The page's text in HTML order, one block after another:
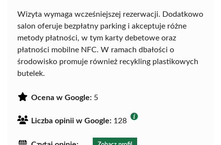
Wizyta wymaga wcześniejszej rezerwacji. Dodatkowo
salon oferuje bezpłatny parking i akceptuje różne
metody płatności, w tym karty debetowe oraz
płatności mobilne NFC. W ramach dbałości o
środowisko promuje również recykling plastikowych
butelek.
Ocena w Google: 5
Liczba opinii w Google: 128